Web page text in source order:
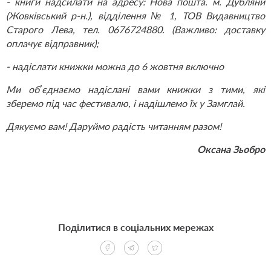
(Жовківський р-н.), відділення № 1, ТОВ Видавництво
Старого Лева, тел. 0676724880. (Важливо: доставку
оплачує відправник);
- надіслати книжки можна до 6 жовтня включно
Ми обʼєднаємо надіслані вами книжки з тими, які
зберемо під час фестивалю, і надішлемо їх у Замглай.
Дякуємо вам! Даруймо радість читанням разом!
Оксана Зьобро
Поділитися в соціальних мережах